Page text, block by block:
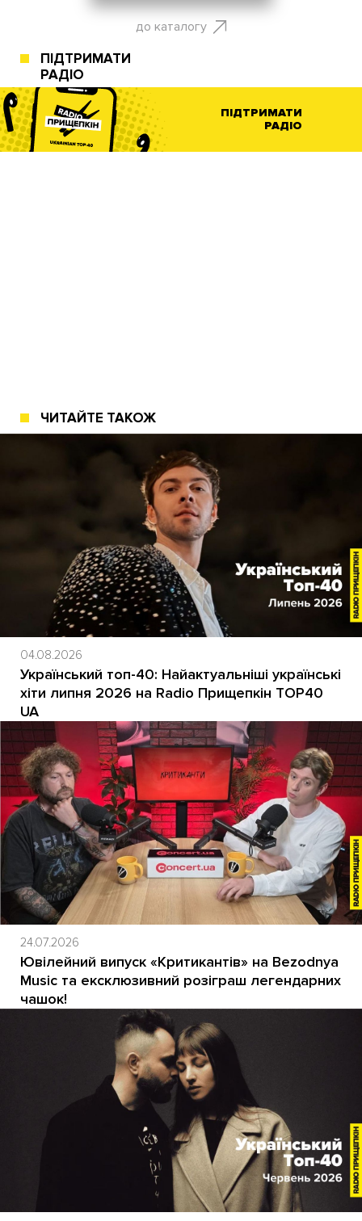
до каталогу
ПІДТРИМАТИ
РАДІО
ПІДТРИМАТИ
РАДІО
ЧИТАЙТЕ ТАКОЖ
04.08.2026
Український топ-40: Найактуальніші українські
хіти липня 2026 на Radio Прищепкін TOP40
UA
24.07.2026
Ювілейний випуск «Критикантів» на Bezodnya
Music та ексклюзивний розіграш легендарних
чашок!